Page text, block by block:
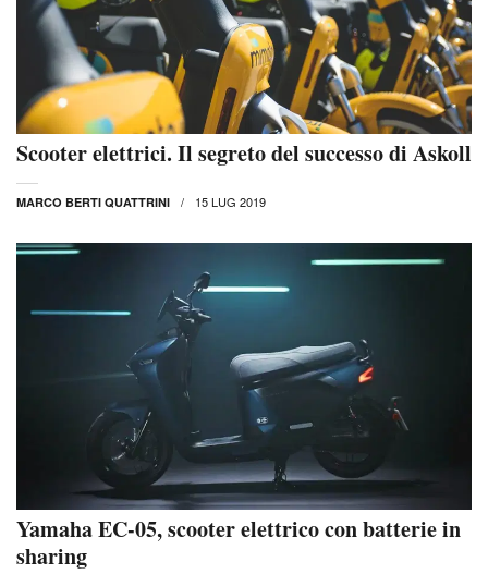
Scooter elettrici. Il segreto del successo di Askoll
MARCO BERTI QUATTRINI 15 LUG 2019
Yamaha EC-05, scooter elettrico con batterie in
sharing